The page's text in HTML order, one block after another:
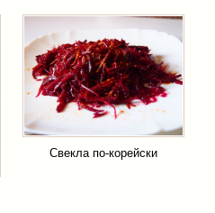
Свекла по-корейски